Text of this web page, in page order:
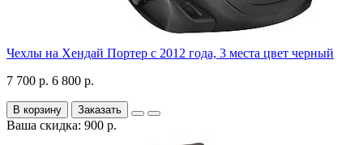
Чехлы на Хендай Портер с 2012 года, 3 места цвет черный
7 700 р. 6 800 р.
В корзину Заказать
Ваша скидка: 900 р.